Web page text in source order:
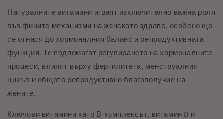
Натуралните витамини играят изключително важна роля
въвфините механизми на женското здраве, особено що
се отнася до хормоналния баланс и репродуктивната
функция. Те подпомагат регулирането на хормоналните
процеси, влияят върху фертилитета, менструалния
цикъл и общото репродуктивно благополучие на
жените.
Ключови витамини като В-комплексът, витамин D и